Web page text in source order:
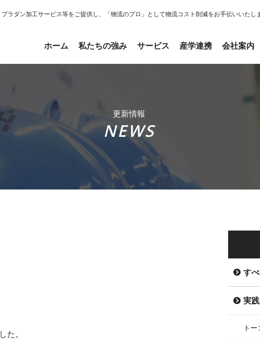
ラダン加工サービス等をご提供し、「物流のプロ」として物流コスト削減をお手伝いいたし
ホーム 私たちの強み サービス 産学連携 会社案内
更新情報
NEWS
た。
す
実
ト